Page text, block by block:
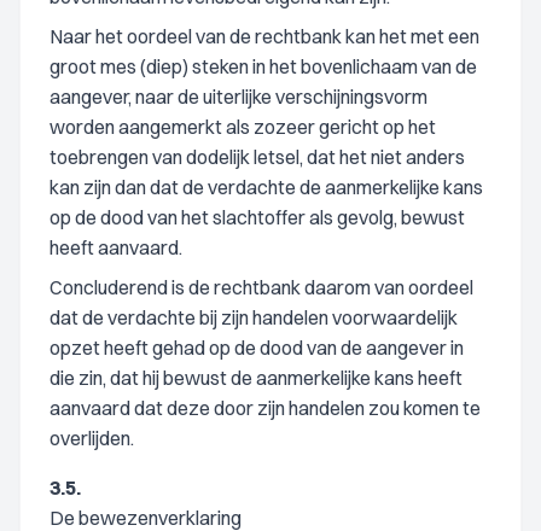
Naar het oordeel van de rechtbank kan het met een
groot mes (diep) steken in het bovenlichaam van de
aangever, naar de uiterlijke verschijningsvorm
worden aangemerkt als zozeer gericht op het
toebrengen van dodelijk letsel, dat het niet anders
kan zijn dan dat de verdachte de aanmerkelijke kans
op de dood van het slachtoffer als gevolg, bewust
heeft aanvaard.
Concluderend is de rechtbank daarom van oordeel
dat de verdachte bij zijn handelen voorwaardelijk
opzet heeft gehad op de dood van de aangever in
die zin, dat hij bewust de aanmerkelijke kans heeft
aanvaard dat deze door zijn handelen zou komen te
overlijden.
3.5.
De bewezenverklaring